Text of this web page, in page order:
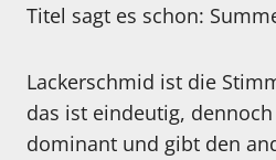
Titel sagt es schon:
Lackerschmid ist die
das ist eindeutig,
dominant und gibt den